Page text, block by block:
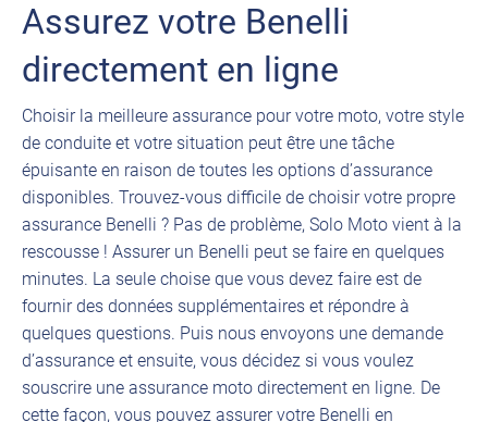
Assurez votre Benelli
directement en ligne
Choisir la meilleure assurance pour votre moto, votre style
de conduite et votre situation peut être une tâche
épuisante en raison de toutes les options d’assurance
disponibles. Trouvez-vous difficile de choisir votre propre
assurance Benelli ? Pas de problème, Solo Moto vient à la
rescousse ! Assurer un Benelli peut se faire en quelques
minutes. La seule choise que vous devez faire est de
fournir des données supplémentaires et répondre à
quelques questions. Puis nous envoyons une demande
d’assurance et ensuite, vous décidez si vous voulez
souscrire une assurance moto directement en ligne. De
cette façon, vous pouvez assurer votre Benelli en